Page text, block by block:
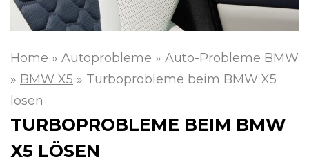
Home » Autoprobleme » Auto-Probleme BMW
» BMW X5 » Turboprobleme beim BMW X5
lösen
TURBOPROBLEME BEIM BMW
X5 LÖSEN